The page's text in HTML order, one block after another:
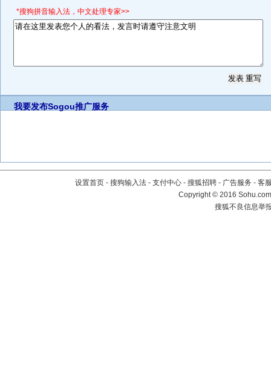
*搜狗拼音输入法，中文处理专家>>
我要发布Sogou推广服务
设置首页 - 搜狗输入法 - 支付中心 - 搜狐招聘 - 广告服务 - 客
Copyright©2016
搜狐不良信息举